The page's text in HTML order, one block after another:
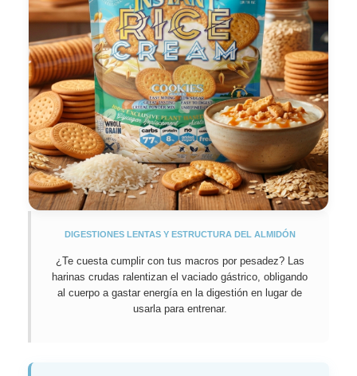
DIGESTIONES LENTAS Y ESTRUCTURA DEL ALMIDÓN
¿Te cuesta cumplir con tus macros por pesadez? Las
harinas crudas ralentizan el vaciado gástrico, obligando
al cuerpo a gastar energía en la digestión en lugar de
usarla para entrenar.